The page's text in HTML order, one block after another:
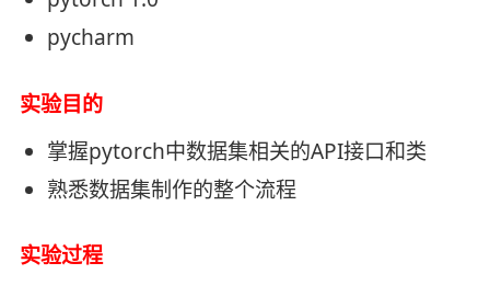
pycharm
实验目的
掌握pytorch中数据集相关的API接口和类
熟悉数据集制作的整个流程
实验过程